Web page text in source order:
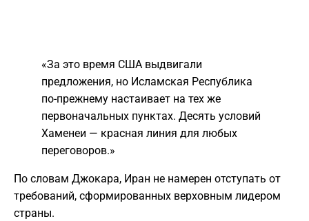
​«За это время США выдвигали
предложения, но Исламская Республика
по-прежнему настаивает на тех же
первоначальных пунктах. Десять условий
Хаменеи — красная линия для любых
переговоров.»
​По словам Джокара, Иран не намерен отступать от
требований, сформированных верховным лидером
страны.